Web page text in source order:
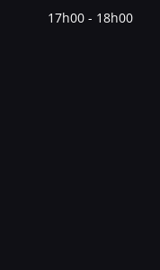
17h00 - 18h00